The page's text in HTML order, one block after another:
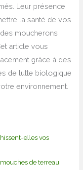
Leur présence
la santé de vos
moucherons
article vous
grâce à des
de lutte biologique
environnement.
elles vos
de terreau